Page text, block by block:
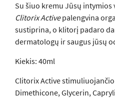
Su šiuo kremu Jūsų
Clitorix Activepalengvina
sustiprina, o klitorį padaro
dermatologų ir saugus jūsų
Kiekis: 40ml
Clitorix Active
Dimethicone, Glycerin,